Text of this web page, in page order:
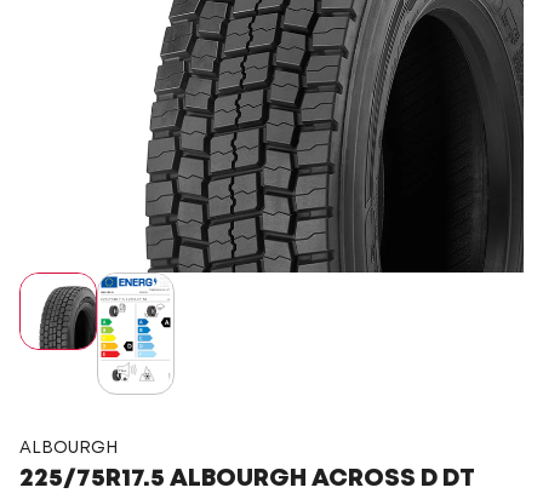
ALBOURGH
225/75R17.5 ALBOURGH ACROSS D DT